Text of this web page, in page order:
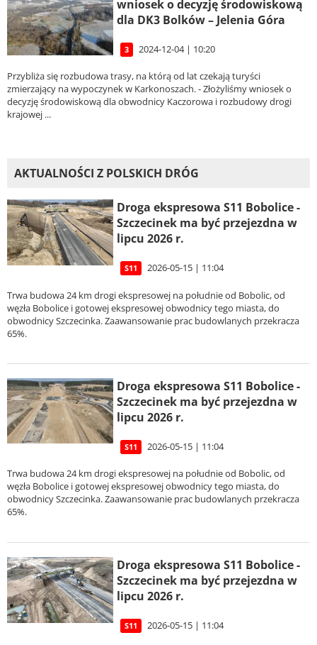
wniosek o decyzję środowiskową
dla DK3 Bolków – Jelenia Góra
3 2024-12-04 | 10:20
Przybliża się rozbudowa trasy, na którą od lat czekają turyści
zmierzający na wypoczynek w Karkonoszach. - Złożyliśmy wniosek o
decyzję środowiskową dla obwodnicy Kaczorowa i rozbudowy drogi
krajowej ...
AKTUALNOŚCI Z POLSKICH DRÓG
Droga ekspresowa S11 Bobolice -
Szczecinek ma być przejezdna w
lipcu 2026 r.
S11 2026-05-15 | 11:04
Trwa budowa 24 km drogi ekspresowej na południe od Bobolic, od
węzła Bobolice i gotowej ekspresowej obwodnicy tego miasta, do
obwodnicy Szczecinka. Zaawansowanie prac budowlanych przekracza
65%.
Droga ekspresowa S11 Bobolice -
Szczecinek ma być przejezdna w
lipcu 2026 r.
S11 2026-05-15 | 11:04
Trwa budowa 24 km drogi ekspresowej na południe od Bobolic, od
węzła Bobolice i gotowej ekspresowej obwodnicy tego miasta, do
obwodnicy Szczecinka. Zaawansowanie prac budowlanych przekracza
65%.
Droga ekspresowa S11 Bobolice -
Szczecinek ma być przejezdna w
lipcu 2026 r.
S11 2026-05-15 | 11:04